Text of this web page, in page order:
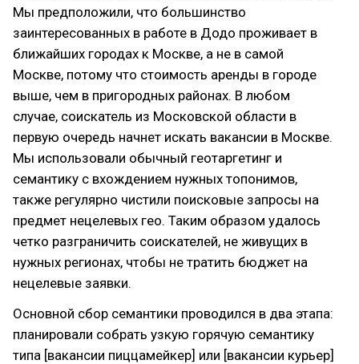
Мы предположили, что большинство
заинтересованных в работе в Додо проживает в
ближайших городах к Москве, а не в самой
Москве, потому что стоимость аренды в городе
выше, чем в пригородных районах. В любом
случае, соискатель из Московской области в
первую очередь начнет искать вакансии в Москве.
Мы использовали обычный геотаргетинг и
семантику с вхождением нужных топонимов,
также регулярно чистили поисковые запросы на
предмет нецелевых гео. Таким образом удалось
четко разграничить соискателей, не живущих в
нужных регионах, чтобы не тратить бюджет на
нецелевые заявки.
Основной сбор семантики проводился в два этапа:
планировали собрать узкую горячую семантику
типа [вакансии пиццамейкер] или [вакансии курьер]